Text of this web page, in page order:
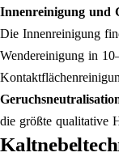
Innenreinigung und
Die Innenreinigung
Wendereinigung in
die größte qualitative